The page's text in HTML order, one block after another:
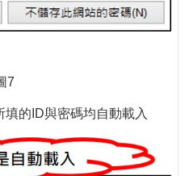
7
的ID與密碼均自動載入